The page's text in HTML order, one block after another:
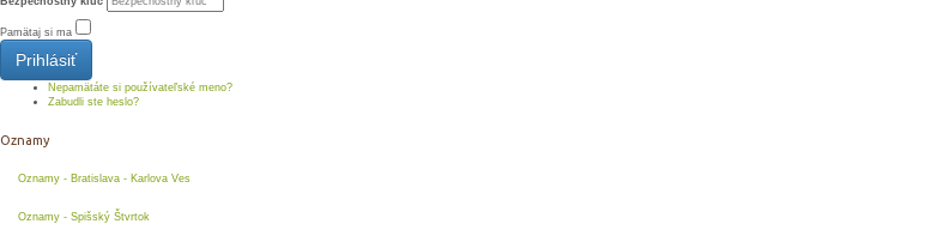
Pamätaj si ma
Prihlásiť
Nepamätáte si používateľské meno?
Zabudli ste heslo?
Oznamy
Oznamy - Bratislava - Karlova Ves
Oznamy - Spišský Štvrtok